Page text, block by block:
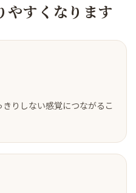
やすくなります
りしない感覚につながるこ